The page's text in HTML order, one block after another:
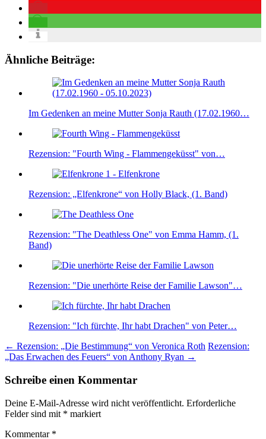
Ähnliche Beiträge:
Im Gedenken an meine Mutter Sonja Rauth (17.02.1960…
Rezension: "Fourth Wing - Flammengeküsst" von…
Rezension: „Elfenkrone“ von Holly Black, (1. Band)
Rezension: "The Deathless One" von Emma Hamm, (1.
Band)
Rezension: "Die unerhörte Reise der Familie Lawson"…
Rezension: "Ich fürchte, Ihr habt Drachen" von Peter…
Beitragsnavigation
← Rezension: „Die Bestimmung“ von Veronica Roth Rezension:
„Das Erwachen des Feuers“ von Anthony Ryan →
Schreibe einen Kommentar
Deine E-Mail-Adresse wird nicht veröffentlicht. Erforderliche
Felder sind mit * markiert
Kommentar *